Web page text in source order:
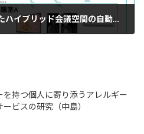
Uni-messeとIoTを活用したハイブリッド会議空間の自動管理サービスの提案（吉田）
を持つ個人に寄り添うアレルギー
ビスの研究（中島）